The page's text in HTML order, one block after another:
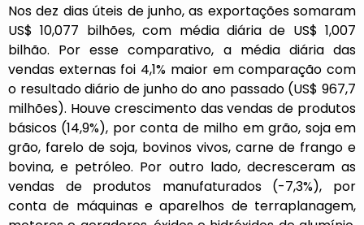
Nos dez dias úteis de junho, as exportações somaram
US$ 10,077 bilhões, com média diária de US$ 1,007
bilhão. Por esse comparativo, a média diária das
vendas externas foi 4,1% maior em comparação com
o resultado diário de junho do ano passado (US$ 967,7
milhões). Houve crescimento das vendas de produtos
básicos (14,9%), por conta de milho em grão, soja em
grão, farelo de soja, bovinos vivos, carne de frango e
bovina, e petróleo. Por outro lado, decresceram as
vendas de produtos manufaturados (-7,3%), por
conta de máquinas e aparelhos de terraplanagem,